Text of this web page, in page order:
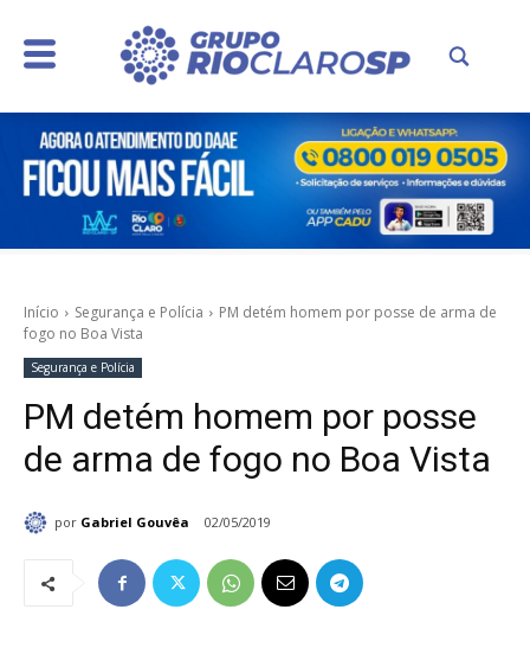
Início Segurança e Polícia
PM detém homem por posse de arma de
fogo no Boa Vista
Segurança e Polícia
PM detém homem por posse
de arma de fogo no Boa Vista
por Gabriel Gouvêa 02/05/2019